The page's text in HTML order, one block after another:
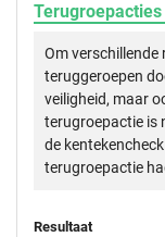
Terugroepacties
Om verschillende
teruggeroepen
veiligheid, maar
terugroepactie is
de
terugroepactie
Resultaat